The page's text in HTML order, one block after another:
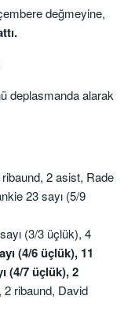
değmeyine,
deplasmanda alarak
2 asist, Rade
23 sayı (5/9
(3/3 üçlük), 4
(4/6 üçlük), 11
(4/7 üçlük), 2
2 ribaund, David